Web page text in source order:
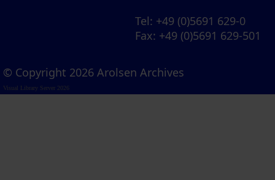
Tel: +49 (0)5691 629-0
Fax: +49 (0)5691 629-501
© Copyright 2026 Arolsen Archives
Visual Library Server 2026